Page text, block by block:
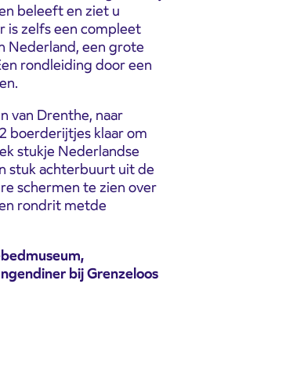
beleeft en ziet u
is zelfs een compleet
Nederland, een grote
rondleiding door een
van Drenthe, naar
boerderijtjes klaar om
stukje Nederlandse
stuk achterbuurt uit de
schermen te zien over
rondrit metde
bij Grenzeloos